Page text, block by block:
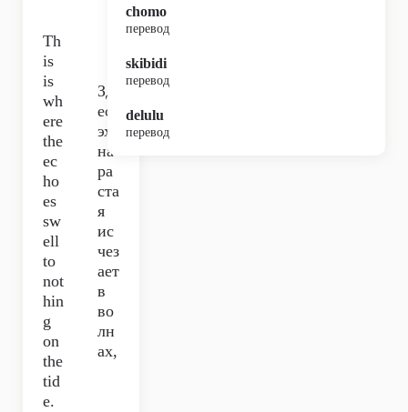
Th
is
is
wh
ere
the
ec
ho
es
sw
ell
to
not
hin
g
on
the
tid
e.
Зд
есь
эхо
на
ра
ста
я
ис
чез
ает
в
во
лн
ах,
chomo
перевод
skibidi
перевод
delulu
перевод